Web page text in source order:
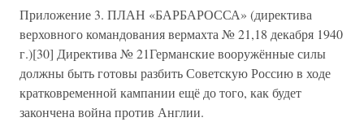
Приложение 3. ПЛАН «БАРБАРОССА» (директива
верховного командования вермахта № 21,18 декабря 1940
г.)[30] Директива № 21Германские вооружённые силы
должны быть готовы разбить Советскую Россию в ходе
кратковременной кампании ещё до того, как будет
закончена война против Англии.